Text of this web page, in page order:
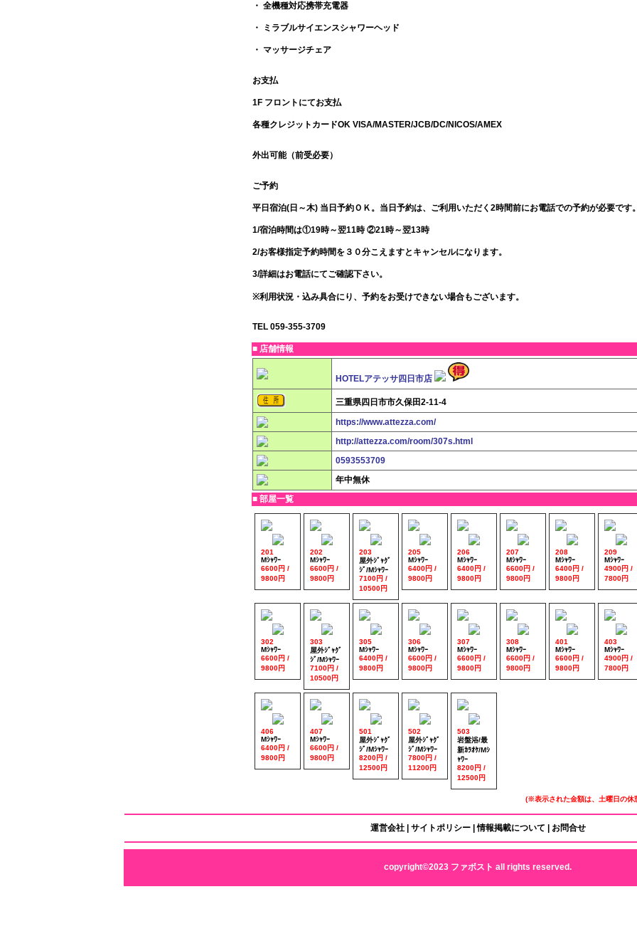
・ 全機種対応携帯充電器
・ ミラブルサイエンスシャワーヘッド
・ マッサージチェア
お支払
1F フロントにてお支払
各種クレジットカードOK VISA/MASTER/JCB/DC/NICOS/AMEX
外出可能（前受必要）
ご予約
平日宿泊(日～木) 当日予約ＯＫ。当日予約は、ご利用いただく2時間前にお電話での予約が必要です
1/宿泊時間は①19時～翌11時 ②21時～翌13時
2/お客様指定予約時間を３０分こえますとキャンセルになります。
3/詳細はお電話にてご確認下さい。
※利用状況・込み具合にり、予約をお受けできない場合もございます。
TEL 059-355-3709
■ 店舗情報
HOTELアテッサ四日市店
三重県四日市市久保田2-11-4
https://www.attezza.com/
http://attezza.com/room/307s.html
0593553709
年中無休
■ 部屋一覧
201
Mｼｬﾜｰ
6600円 /
9800円
202
Mｼｬﾜｰ
6600円 /
9800円
203
屋外ｼﾞｬｸﾞ
ｼﾞ/Mｼｬﾜｰ
7100円 /
10500円
205
Mｼｬﾜｰ
6400円 /
9800円
206
Mｼｬﾜｰ
6400円 /
9800円
207
Mｼｬﾜｰ
6600円 /
9800円
208
Mｼｬﾜｰ
6400円 /
9800円
209
Mｼｬﾜｰ
4900円 /
7800円
302
Mｼｬﾜｰ
6600円 /
9800円
303
屋外ｼﾞｬｸﾞ
ｼﾞ/Mｼｬﾜｰ
7100円 /
10500円
305
Mｼｬﾜｰ
6400円 /
9800円
306
Mｼｬﾜｰ
6600円 /
9800円
307
Mｼｬﾜｰ
6600円 /
9800円
308
Mｼｬﾜｰ
6600円 /
9800円
401
Mｼｬﾜｰ
6600円 /
9800円
403
Mｼｬﾜｰ
4900円 /
7800円
406
Mｼｬﾜｰ
6400円 /
9800円
407
Mｼｬﾜｰ
6600円 /
9800円
501
屋外ｼﾞｬｸﾞ
ｼﾞ/Mｼｬﾜｰ
8200円 /
12500円
502
屋外ｼﾞｬｸﾞ
ｼﾞ/Mｼｬﾜｰ
7800円 /
11200円
503
岩盤浴/最
新ｶﾗｵｹ/Mｼ
ｬﾜｰ
8200円 /
12500円
(※表示された金額は、土曜日の休
運営会社| サイトポリシー|情報掲載について お問合せ
copyright©2023 ファボスト all rights reserved.